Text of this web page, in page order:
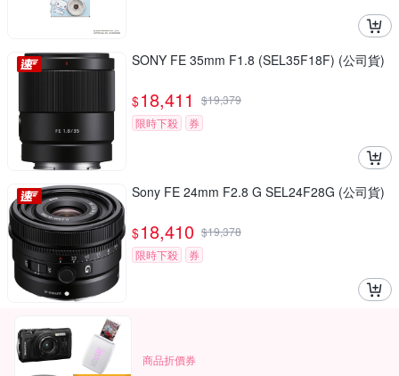
SONY FE 35mm F1.8 (SEL35F18F) (公司貨)
$18,411 $19,379
限時下殺
券
Sony FE 24mm F2.8 G SEL24F28G (公司貨)
$18,410 $19,378
限時下殺
券
商品折價券